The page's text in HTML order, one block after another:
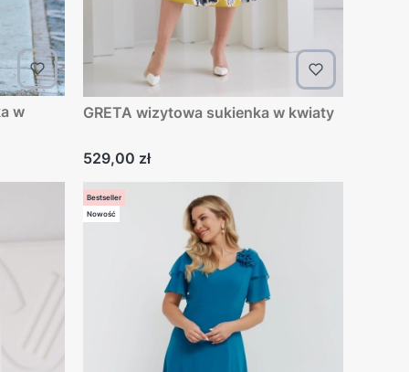
w GRETA wizytowa sukienka w kwiaty
Cena
529,00 zł
Bestseller
Nowość